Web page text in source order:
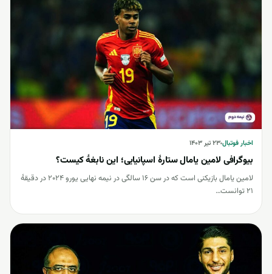
اخبار فوتبال۲۳ تیر ۱۴۰۳
بیوگرافی لامین یامال ستارۀ اسپانیایی؛ این نابغۀ کیست؟
لامین یامال بازیکنی است که در سن 16 سالگی در نیمه نهایی یورو 2024 در دقیقۀ
21 توانست…